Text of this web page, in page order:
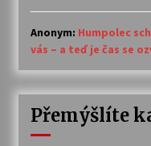
Anonym: Humpolec
vás – a teď je čas se
Přemýšlíte